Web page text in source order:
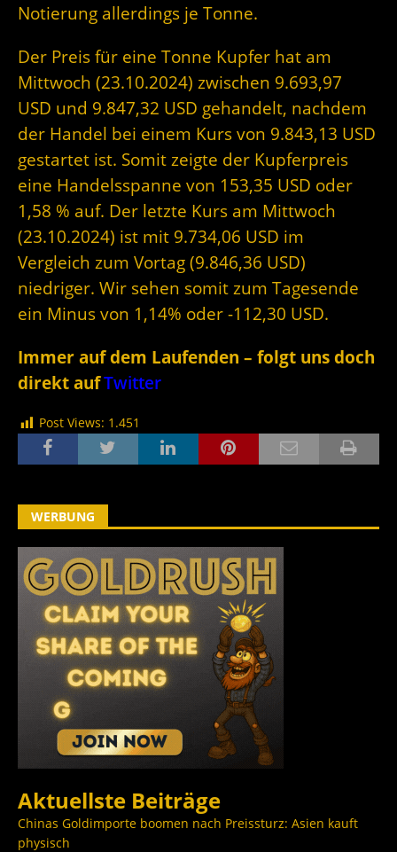
Notierung allerdings je Tonne.
Der Preis für eine Tonne Kupfer hat am
Mittwoch (23.10.2024) zwischen 9.693,97
USD und 9.847,32 USD gehandelt, nachdem
der Handel bei einem Kurs von 9.843,13 USD
gestartet ist. Somit zeigte der Kupferpreis
eine Handelsspanne von 153,35 USD oder
1,58 % auf. Der letzte Kurs am Mittwoch
(23.10.2024) ist mit 9.734,06 USD im
Vergleich zum Vortag (9.846,36 USD)
niedriger. Wir sehen somit zum Tagesende
ein Minus von 1,14% oder -112,30 USD.
Immer auf dem Laufenden – folgt uns doch
direkt aufTwitter
Post Views: 1.451
WERBUNG
Aktuellste Beiträge
Chinas Goldimporte boomen nach Preissturz: Asien kauft
physisch